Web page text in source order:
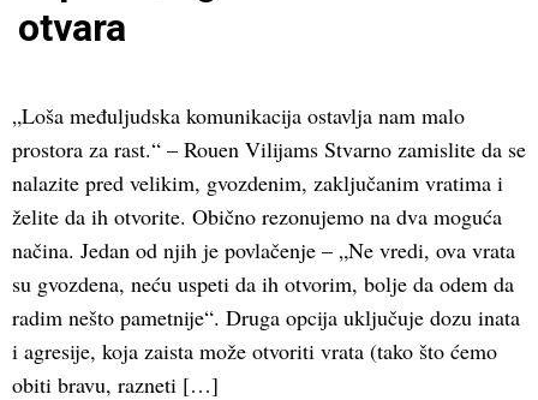
otvara
„Loša međuljudska komunikacija ostavlja nam malo
prostora za rast.“ – Rouen Vilijams Stvarno zamislite da se
nalazite pred velikim, gvozdenim, zaključanim vratima i
želite da ih otvorite. Obično rezonujemo na dva moguća
načina. Jedan od njih je povlačenje – „Ne vredi, ova vrata
su gvozdena, neću uspeti da ih otvorim, bolje da odem da
radim nešto pametnije“. Druga opcija uključuje dozu inata
i agresije, koja zaista može otvoriti vrata (tako što ćemo
obiti bravu, razneti […]